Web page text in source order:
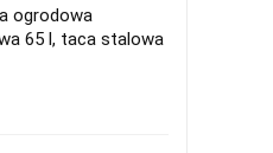
ogrodowa
65 l, taca stalowa